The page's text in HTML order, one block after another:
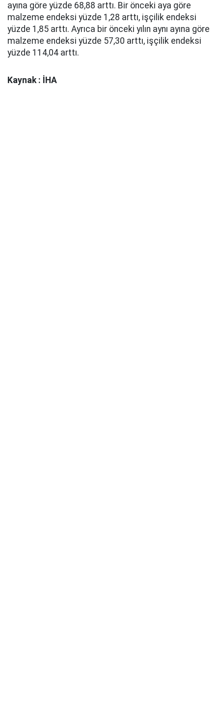
ayına göre yüzde 68,88 arttı. Bir önceki aya göre
malzeme endeksi yüzde 1,28 arttı, işçilik endeksi
yüzde 1,85 arttı. Ayrıca bir önceki yılın aynı ayına göre
malzeme endeksi yüzde 57,30 arttı, işçilik endeksi
yüzde 114,04 arttı.
Kaynak : İHA